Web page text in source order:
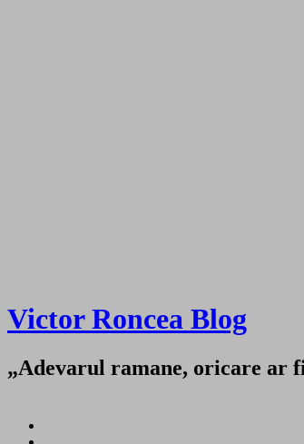
Victor Roncea Blog
„Adevarul ramane, oricare ar